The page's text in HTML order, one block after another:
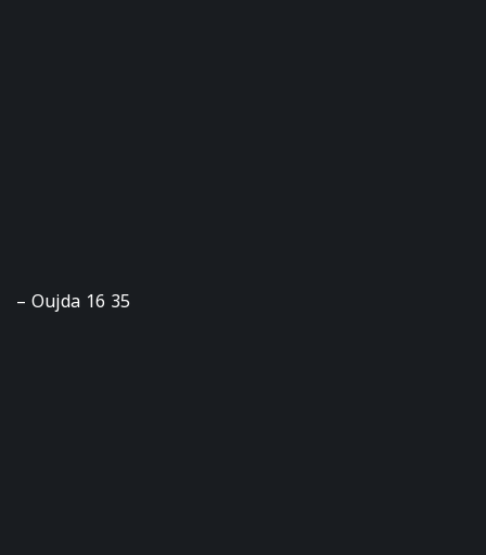
– Oujda 16 35